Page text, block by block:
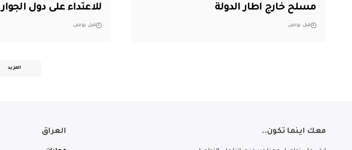
مسلح خارج اطار الدولة
قبل يومين
للاعتداء على دول الجوار
قبل يومين
المزيد
معك اينما تكون.. العراق